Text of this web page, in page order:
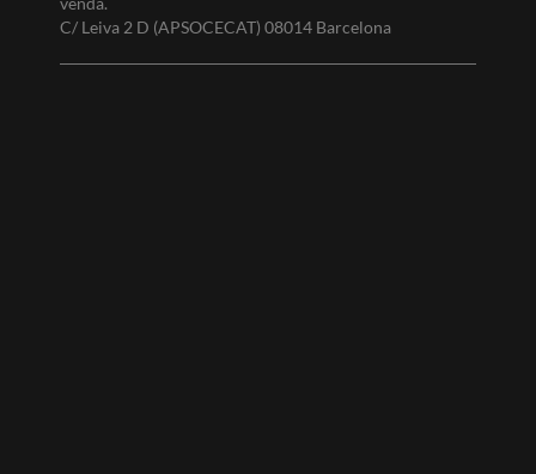
C/ Leiva 2 D (APSOCECAT) 08014 Barcelona